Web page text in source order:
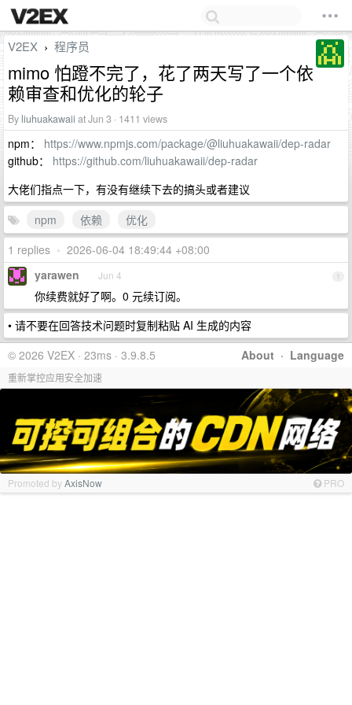
V2EX › 程序员
mimo 怕蹬不完了，花了两天写了一个依
赖审查和优化的轮子
By liuhuakawaii at Jun 3 · 1411 views
npm： https://www.npmjs.com/package/@liuhuakawaii/dep-radar
github： https://github.com/liuhuakawaii/dep-radar
大佬们指点一下，有没有继续下去的搞头或者建议
npm
依赖
优化
1 replies • 2026-06-04 18:49:44 +08:00
1
yarawen Jun 4
你续费就好了啊。0 元续订阅。
• 请不要在回答技术问题时复制粘贴 AI 生成的内容
About · Language
© 2026 V2EX · 23ms · 3.9.8.5
重新掌控应用安全加速
Promoted byAxisNow PRO